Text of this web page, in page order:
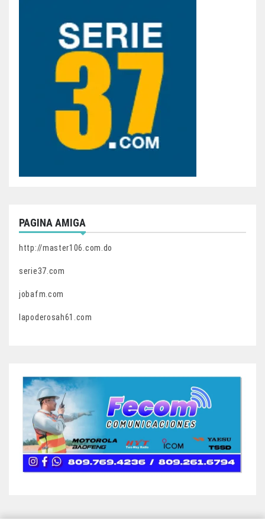
PAGINA AMIGA
http://master106.com.do
serie37.com
jobafm.com
lapoderosah61.com